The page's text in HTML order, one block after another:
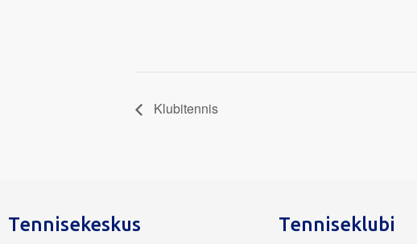
Klubitennis
Tennisekeskus Tenniseklubi